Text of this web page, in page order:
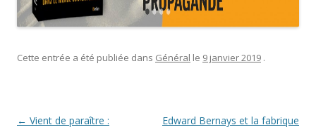
Cette entrée a été publiée dans Général le 9 janvier 2019 .
Navigation des articles
← Vient de paraître :
Edward Bernays et la fabrique